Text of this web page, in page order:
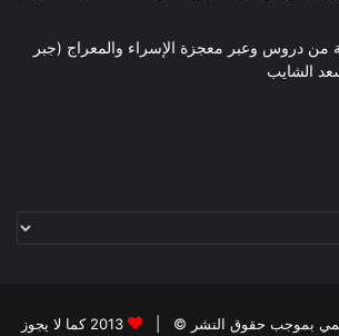
من دروس وعبر معجزة الإسراء والمعراج (جبر
الشايب
بموجب حقوق النشر © | 2013 كما لا يجوز